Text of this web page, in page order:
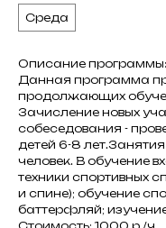
Среда
Описание программы:
Данная программа
продолжающих
Зачисление новых
собеседования -
детей 6-8
человек. В обучение
техники спортивных
и спине); обучение
баттерфляй;